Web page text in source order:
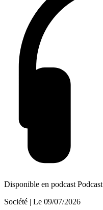
Disponible en podcast Podcast
Société | Le 09/07/2026